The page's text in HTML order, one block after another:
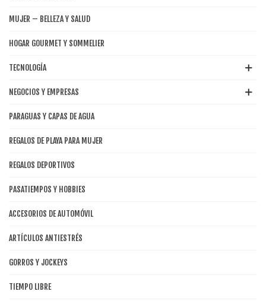
MUJER – BELLEZA Y SALUD
HOGAR GOURMET Y SOMMELIER
TECNOLOGÍA
NEGOCIOS Y EMPRESAS
PARAGUAS Y CAPAS DE AGUA
REGALOS DE PLAYA PARA MUJER
REGALOS DEPORTIVOS
PASATIEMPOS Y HOBBIES
ACCESORIOS DE AUTOMÓVIL
ARTÍCULOS ANTIESTRÉS
GORROS Y JOCKEYS
TIEMPO LIBRE